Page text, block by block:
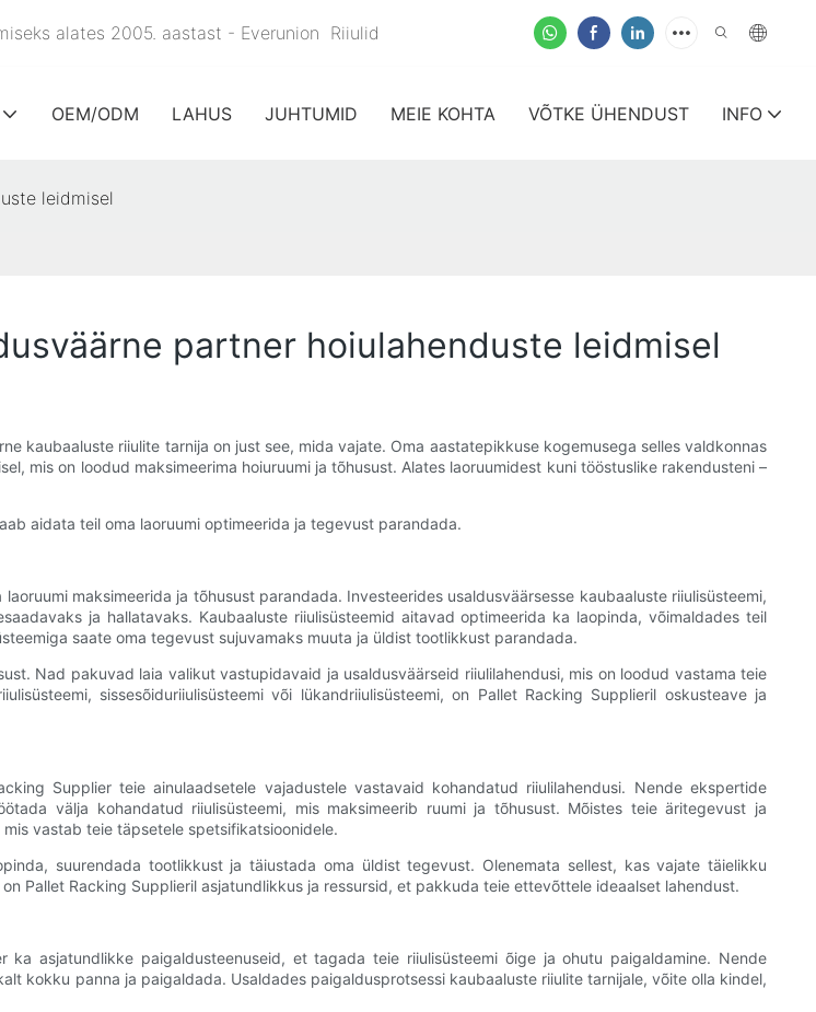
alates 2005. aastast - Everunion Riiulid
OEM/ODM LAHUS JUHTUMID MEIE KOHTA VÕTKE ÜHENDUST INFO
leidmisel
partner hoiulahenduste leidmisel
kaubaaluste riiulite tarnija on just see, mida vajate. Oma aastatepikkuse kogemusega selles valdkonnas
mis on loodud maksimeerima hoiuruumi ja tõhusust. Alates laoruumidest kuni tööstuslike rakendusteni –
aidata teil oma laoruumi optimeerida ja tegevust parandada.
maksimeerida ja tõhusust parandada. Investeerides usaldusväärsesse kaubaaluste riiulisüsteemi,
ja hallatavaks. Kaubaaluste riiulisüsteemid aitavad optimeerida ka laopinda, võimaldades teil
saate oma tegevust sujuvamaks muuta ja üldist tootlikkust parandada.
Nad pakuvad laia valikut vastupidavaid ja usaldusväärseid riiulilahendusi, mis on loodud vastama teie
sissesõiduriiulisüsteemi või lükandriiulisüsteemi, on Pallet Racking Supplieril oskusteave ja
Supplier teie ainulaadsetele vajadustele vastavaid kohandatud riiulilahendusi. Nende ekspertide
välja kohandatud riiulisüsteemi, mis maksimeerib ruumi ja tõhusust. Mõistes teie äritegevust ja
vastab teie täpsetele spetsifikatsioonidele.
suurendada tootlikkust ja täiustada oma üldist tegevust. Olenemata sellest, kas vajate täielikku
Pallet Racking Supplieril asjatundlikkus ja ressursid, et pakkuda teie ettevõttele ideaalset lahendust.
ka asjatundlikke paigaldusteenuseid, et tagada teie riiulisüsteemi õige ja ohutu paigaldamine. Nende
kokku panna ja paigaldada. Usaldades paigaldusprotsessi kaubaaluste riiulite tarnijale, võite olla kindel,